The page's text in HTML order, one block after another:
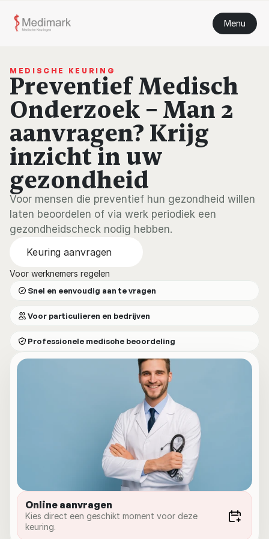
MEDISCHE KEURING
Preventief Medisch
Onderzoek – Man 2
aanvragen? Krijg
inzicht in uw
gezondheid
Voor mensen die preventief hun gezondheid willen
laten beoordelen of via werk periodiek een
gezondheidscheck nodig hebben.
Keuring aanvragen
Voor werknemers regelen
Snel en eenvoudig aan te vragen
Voor particulieren en bedrijven
Professionele medische beoordeling
Online aanvragen
Kies direct een geschikt moment voor deze
keuring.
Menu